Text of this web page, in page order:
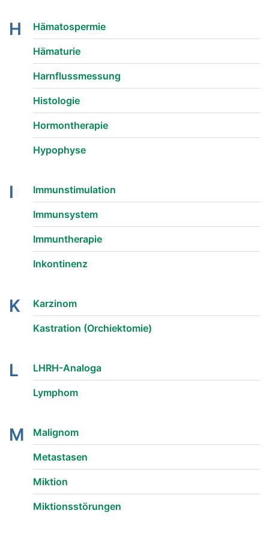
H Hämatospermie
Hämaturie
Harnflussmessung
Histologie
Hormontherapie
Hypophyse
I Immunstimulation
Immunsystem
Immuntherapie
Inkontinenz
K Karzinom
Kastration (Orchiektomie)
L LHRH-Analoga
Lymphom
M Malignom
Metastasen
Miktion
Miktionsstörungen